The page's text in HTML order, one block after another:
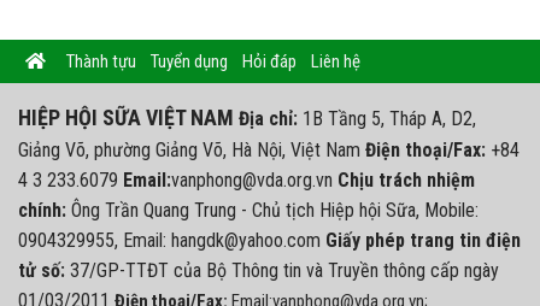
Thành tựu Tuyển dụng Hỏi đáp Liên hệ
HIỆP HỘI SỮA VIỆT NAM Địa chỉ: 1B Tầng 5, Tháp A, D2,
Giảng Võ, phường Giảng Võ, Hà Nội, Việt Nam Điện thoại/Fax: +84
4 3 233.6079 Email:vanphong@vda.org.vn Chịu trách nhiệm
chính: Ông Trần Quang Trung - Chủ tịch Hiệp hội Sữa, Mobile:
0904329955, Email: hangdk@yahoo.com Giấy phép trang tin điện
tử số: 37/GP-TTĐT của Bộ Thông tin và Truyền thông cấp ngày
01/03/2011 Điện thoại/Fax: Email:vanphong@vda.org.vn;